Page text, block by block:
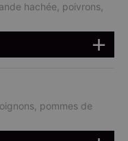
hachée, poivrons,
pommes de